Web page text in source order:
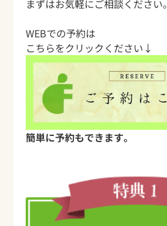
まずはお気軽にご相談ください。
WEBでの予約は
こちらをクリックください↓
簡単に予約もできます。